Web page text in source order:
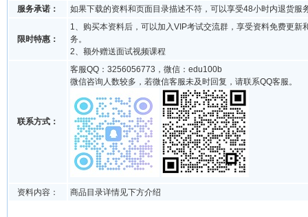
服务承诺：
如果下载的资料和页面目录描述不符，可以享受48小时内退货服
限时特惠：
1、购买本资料后，可以加入VIP考试交流群，享受资料免费更新
务。
2、额外赠送面试视频课程
联系方式：
客服QQ：3256056773，微信：edu100b
微信咨询人数较多，若微信客服未及时回复，请联系QQ客服。
资料内容： 商品目录详情见下方介绍